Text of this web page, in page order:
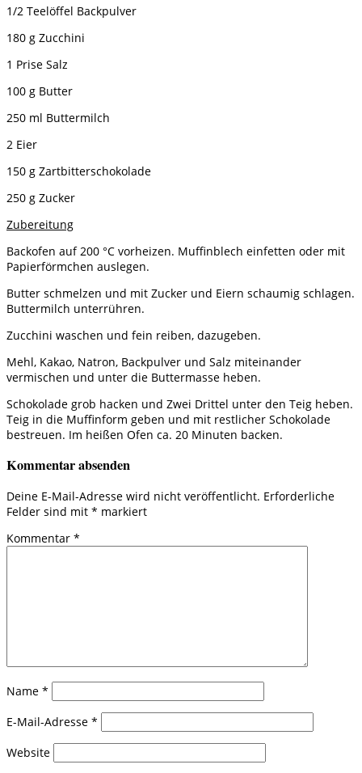
1/2 Teelöffel Backpulver
180 g Zucchini
1 Prise Salz
100 g Butter
250 ml Buttermilch
2 Eier
150 g Zartbitterschokolade
250 g Zucker
Zubereitung
Backofen auf 200 °C vorheizen. Muffinblech einfetten oder mit
Papierförmchen auslegen.
Butter schmelzen und mit Zucker und Eiern schaumig schlagen.
Buttermilch unterrühren.
Zucchini waschen und fein reiben, dazugeben.
Mehl, Kakao, Natron, Backpulver und Salz miteinander
vermischen und unter die Buttermasse heben.
Schokolade grob hacken und Zwei Drittel unter den Teig heben.
Teig in die Muffinform geben und mit restlicher Schokolade
bestreuen. Im heißen Ofen ca. 20 Minuten backen.
Kommentar absenden
Deine E-Mail-Adresse wird nicht veröffentlicht. Erforderliche
Felder sind mit * markiert
Kommentar *
Name *
E-Mail-Adresse *
Website